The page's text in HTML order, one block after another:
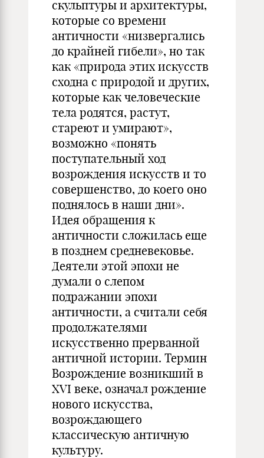
скульптуры и архитектуры,
которые со времени
античности «низвергались
до крайней гибели», но так
как «природа этих искусств
сходна с природой и других,
которые как человеческие
тела родятся, растут,
стареют и умирают»,
возможно «понять
поступательный ход
возрождения искусств и то
совершенство, до коего оно
поднялось в наши дни».
Идея обращения к
античности сложилась еще
в позднем средневековье.
Деятели этой эпохи не
думали о слепом
подражании эпохи
античности, а считали себя
продолжателями
искусственно прерванной
античной истории. Термин
Возрождение возникший в
XVI веке, означал рождение
нового искусства,
возрождающего
классическую античную
культуру.